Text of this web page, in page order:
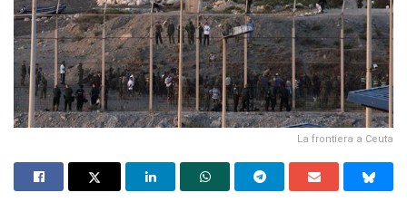
La frontiera a Ceuta